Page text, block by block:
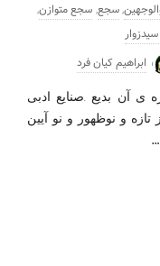
,سجع, سجع متوازن,
ابراهیم کیان فرد
ی آن بدیع .صنایع ادبی
تازه و نوظهور و نو آیین
…